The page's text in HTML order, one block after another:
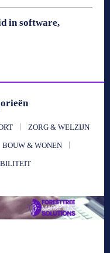
in software,
ZORG & WELZIJN
BOUW & WONEN